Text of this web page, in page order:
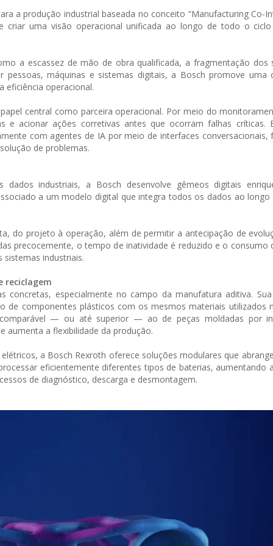
a produção industrial baseada no conceito “Manufacturing Co-
criar uma visão operacional unificada ao longo de todo o
a escassez de mão de obra qualificada, a fragmentação dos
máquinas e sistemas digitais, a Bosch promove uma
eficiência operacional.
central como parceira operacional. Por meio do
e acionar ações corretivas antes que ocorram falhas críticas.
com agentes de IA por meio de interfaces conversacionais,
de problemas.
industriais, a Bosch desenvolve gêmeos digitais
a um modelo digital que integra todos os dados ao longo
do projeto à operação, além de permitir a antecipação de
precocemente, o tempo de inatividade é reduzido e o consumo
industriais.
reciclagem
concretas, especialmente no campo da manufatura aditiva.
de componentes plásticos com os mesmos materiais utilizados
— ou até superior — ao de peças moldadas por
aumenta a flexibilidade da produção.
a Bosch Rexroth oferece soluções modulares que
eficientemente diferentes tipos de baterias, aumentando
de diagnóstico, descarga e desmontagem.